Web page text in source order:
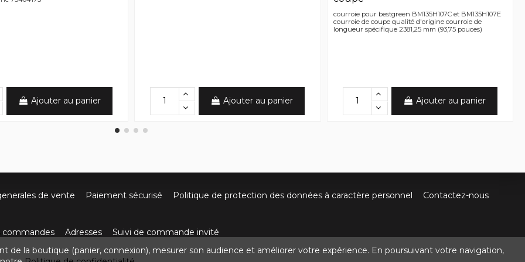
Ajouter au panier Ajouter au panier
courroie pour bestgreen BM135H107C et BM135H107E
courroie de coupe qualité d'origine courroie de
longueur spécifique 2381,25 mm (93,75 pouces)
Ajouter au panier
de vente Paiement sécurisé Politique de protection des données à caractère personnel
Contactez-nous
commandes Adresses Suivi de commande invité
de la boutique (panier, connexion), mesurer son audience et améliorer votre expérience. En poursuivant votre navigation,